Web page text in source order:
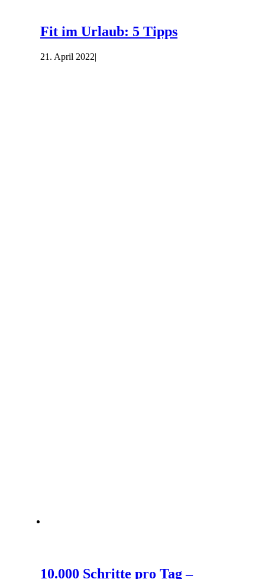
Fit im Urlaub: 5 Tipps
21. April 2022|
10.000 Schritte pro Tag –